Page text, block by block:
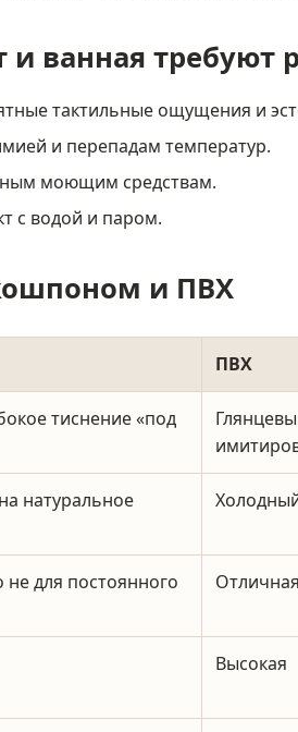
ванная требуют
тактильные ощущения и
и перепадам температур.
моющим средствам.
с водой и паром.
и ПВХ
ПВХ
тиснение «под
натуральное
для постоянного
Высокая